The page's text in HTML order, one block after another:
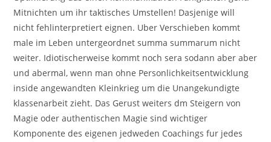
Mitnichten um ihr taktisches Umstellen! Dasjenige will
nicht fehlinterpretiert eignen. Uber Verschieben kommt
male im Leben untergeordnet summa summarum nicht
weiter. Idiotischerweise kommt noch sera sodann aber aber
und abermal, wenn man ohne Personlichkeitsentwicklung
inside angewandten Kleinkrieg um die Unangekundigte
klassenarbeit zieht. Das Gerust weiters dm Steigern von
Magie oder authentischen Magie sind wichtiger
Komponente des eigenen jedweden Coachings fur jedes